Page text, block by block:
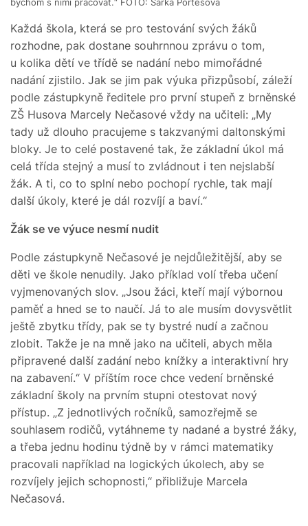
bychom s nimi pracovat.“ FOTO: Šárka Portešová
Každá škola, která se pro testování svých žáků
rozhodne, pak dostane souhrnnou zprávu o tom,
u kolika dětí ve třídě se nadání nebo mimořádné
nadání zjistilo. Jak se jim pak výuka přizpůsobí, záleží
podle zástupkyně ředitele pro první stupeň z brněnské
ZŠ Husova Marcely Nečasové vždy na učiteli: „My
tady už dlouho pracujeme s takzvanými daltonskými
bloky. Je to celé postavené tak, že základní úkol má
celá třída stejný a musí to zvládnout i ten nejslabší
žák. A ti, co to splní nebo pochopí rychle, tak mají
další úkoly, které je dál rozvíjí a baví.“
Žák se ve výuce nesmí nudit
Podle zástupkyně Nečasové je nejdůležitější, aby se
děti ve škole nenudily. Jako příklad volí třeba učení
vyjmenovaných slov. „Jsou žáci, kteří mají výbornou
paměť a hned se to naučí. Já to ale musím dovysvětlit
ještě zbytku třídy, pak se ty bystré nudí a začnou
zlobit. Takže je na mně jako na učiteli, abych měla
připravené další zadání nebo knížky a interaktivní hry
na zabavení.“ V příštím roce chce vedení brněnské
základní školy na prvním stupni otestovat nový
přístup. „Z jednotlivých ročníků, samozřejmě se
souhlasem rodičů, vytáhneme ty nadané a bystré žáky,
a třeba jednu hodinu týdně by v rámci matematiky
pracovali například na logických úkolech, aby se
rozvíjely jejich schopnosti,“ přibližuje Marcela
Nečasová.